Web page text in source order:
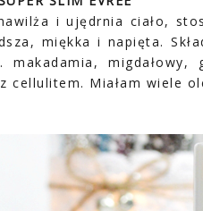
i ujędrnia ciało,
miękka i napięta.
migdałowy,
cellulitem. Miałam wiele